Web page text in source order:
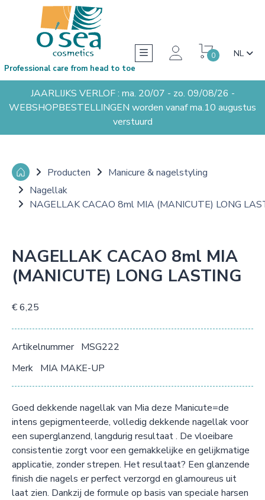
0 NL
Professional care from head to toe
JAARLIJKS VERLOF : ma. 20/07 - zo. 09/08/26 -
WEBSHOPBESTELLINGEN worden vanaf ma.10 augustus
verstuurd
Producten
Manicure & nagelstyling
Nagellak
NAGELLAK CACAO 8ml MIA (MANICUTE) LONG
NAGELLAK CACAO 8ml MIA
(MANICUTE) LONG LASTING
€ 6,25
Artikelnummer MSG222
Merk MIA MAKE-UP
Goed dekkende nagellak van Mia deze Manicute=de
intens gepigmenteerde, volledig dekkende nagellak voor
een superglanzend, langdurig resultaat . De vloeibare
consistentie zorgt voor een gemakkelijke en gelijkmatige
applicatie, zonder strepen. Het resultaat? Een glanzende
finish die nagels er perfect verzorgd en glamoureus uit
laat zien. Dankzij de formule op basis van speciale harsen